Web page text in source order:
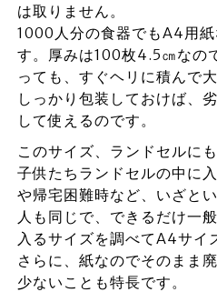
は取りません。
1000人分の食器でもA4用
す。厚みは100枚4.5㎝なの
っても、すぐヘリに積んで
しっかり包装しておけば、
して使えるのです。
このサイズ、ランドセルに
子供たちランドセルの中に
や帰宅困難時など、いざと
人も同じで、できるだけ一
入るサイズを調べてA4サイ
さらに、紙なのでそのまま
少ないことも特長です。